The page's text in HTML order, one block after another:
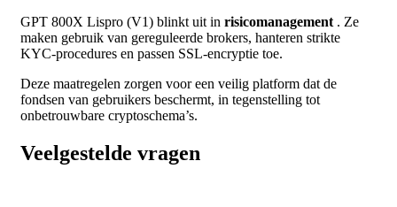
GPT 800X Lispro (V1) blinkt uit in risicomanagement . Ze
maken gebruik van gereguleerde brokers, hanteren strikte
KYC-procedures en passen SSL-encryptie toe.
Deze maatregelen zorgen voor een veilig platform dat de
fondsen van gebruikers beschermt, in tegenstelling tot
onbetrouwbare cryptoschema’s.
Veelgestelde vragen